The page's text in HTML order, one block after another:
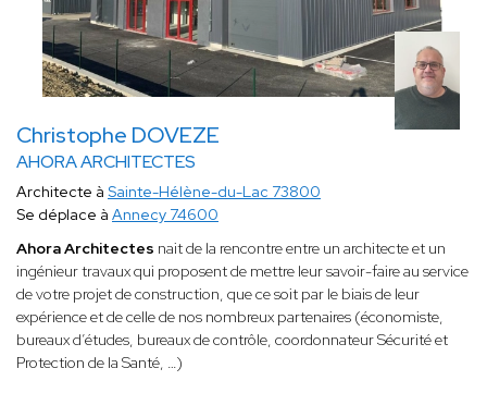
Christophe DOVEZE
AHORA ARCHITECTES
Architecte à Sainte-Hélène-du-Lac 73800
Se déplace à Annecy 74600
Ahora Architectes nait de la rencontre entre un architecte et un
ingénieur travaux qui proposent de mettre leur savoir-faire au service
de votre projet de construction, que ce soit par le biais de leur
expérience et de celle de nos nombreux partenaires (économiste,
bureaux d’études, bureaux de contrôle, coordonnateur Sécurité et
Protection de la Santé, …)